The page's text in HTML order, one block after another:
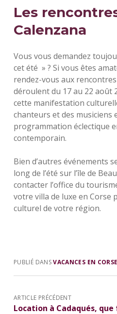
Les
Calenzana
Vous vous demandez
cet été » ? Si vous êtes
rendez-vous aux
déroulent du 17 au 22 août
cette manifestation
chanteurs et des musiciens
programmation éclectique
contemporain.
Bien d’autres événements
long de l’été sur l’île de
contacter l’office du
votre villa de luxe en Corse
culturel de votre région.
PUBLIÉ DANSVACANCES EN CORSE
ARTICLE PRÉCÉDENT
Location à Cadaqués,